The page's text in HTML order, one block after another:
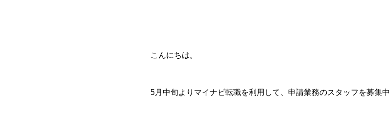
こんにちは。
5月中旬よりマイナビ転職を利用して、申請業務のスタッフを募集中